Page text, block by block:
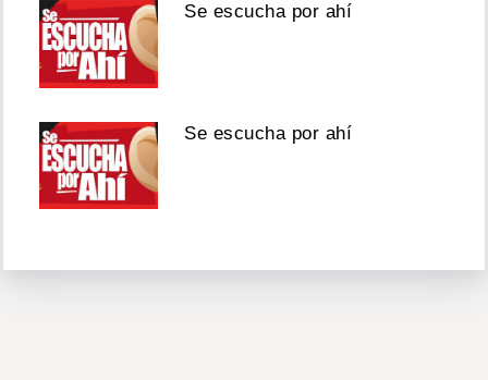
Se escucha por ahí
Se escucha por ahí